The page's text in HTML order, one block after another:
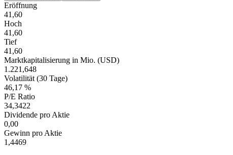
Eröffnung
41,60
Hoch
41,60
Tief
41,60
Marktkapitalisierung in Mio. (USD)
1.221,648
Volatilität (30 Tage)
46,17 %
P/E Ratio
34,3422
Dividende pro Aktie
0,00
Gewinn pro Aktie
1,4469